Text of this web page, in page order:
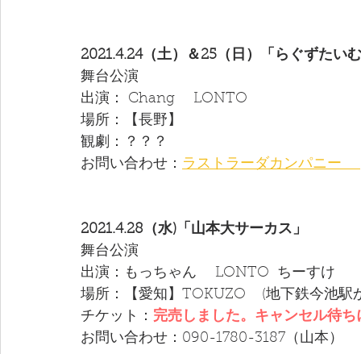
2021.4.24（土）＆25（日）「らぐずたい
舞台公演
出演： Chang　 LONTO
場所：【長野】
観劇：？？？
お問い合わせ： ラストラーダカンパニー
2021.4.28（水)「山本大サーカス」
舞台公演
出演：もっちゃん　 LONTO  ちーすけ
場所：【愛知】TOKUZO    (地下鉄今池駅
チケット： 完売しました。キャンセル待ち
お問い合わせ：090-1780-3187（山本）